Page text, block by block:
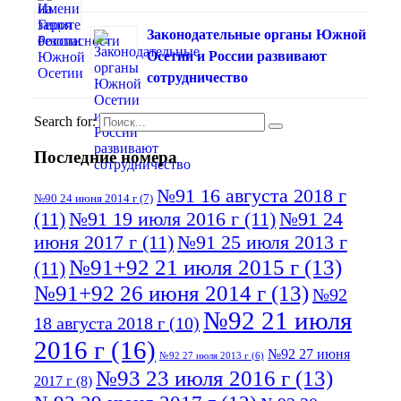
Законодательные органы Южной
Осетии и России развивают
сотрудничество
Search for:
Последние номера
№90 24 июня 2014 г (7) №91 16 августа 2018 г
(11)№91 19 июля 2016 г (11)№91 24
июня 2017 г (11)№91 25 июля 2013 г
(11)№91+92 21 июля 2015 г (13)
№91+92 26 июня 2014 г (13)№92
18 августа 2018 г (10) №92 21 июля
2016 г (16) №92 27 июля 2013 г (6) №92 27 июня
2017 г (8) №93 23 июля 2016 г (13)